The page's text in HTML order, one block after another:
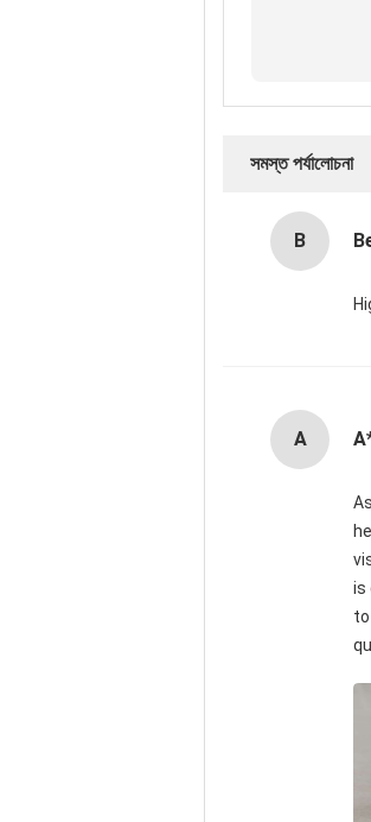
সমস্ত পর্যালোচনা
B
A
is